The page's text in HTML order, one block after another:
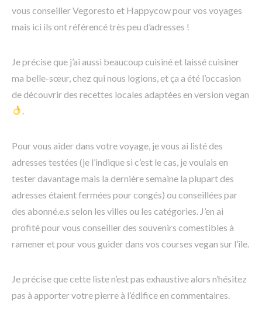
vous conseiller Vegoresto et Happycow pour vos voyages
mais ici ils ont référencé très peu d’adresses !
Je précise que j’ai aussi beaucoup cuisiné et laissé cuisiner
ma belle-sœur, chez qui nous logions, et ça a été l’occasion
de découvrir des recettes locales adaptées en version vegan
Pour vous aider dans votre voyage, je vous ai listé des
adresses testées (je l’indique si c’est le cas, je voulais en
tester davantage mais la dernière semaine la plupart des
adresses étaient fermées pour congés) ou conseillées par
des abonné.e.s selon les villes ou les catégories. J’en ai
profité pour vous conseiller des souvenirs comestibles à
ramener et pour vous guider dans vos courses vegan sur l’île.
Je précise que cette liste n’est pas exhaustive alors n’hésitez
pas à apporter votre pierre à l’édifice en commentaires.